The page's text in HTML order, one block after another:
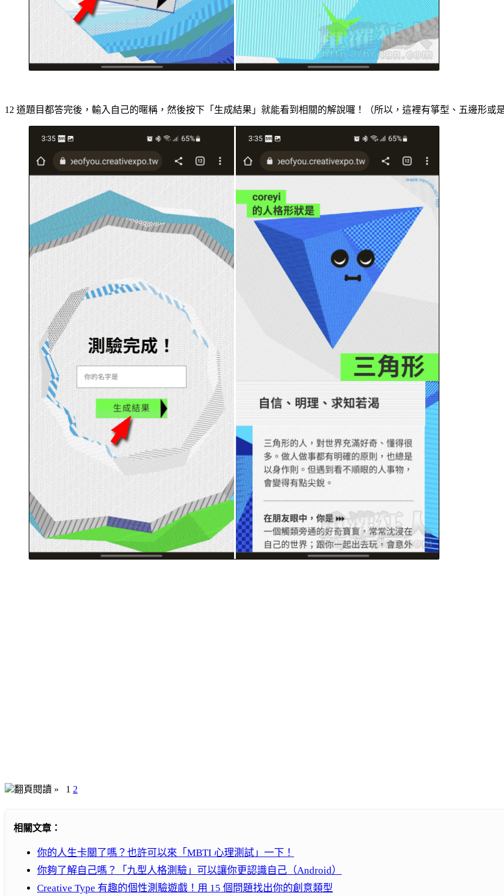
12 道題目都答完後，輸入自己的暱稱，然後按下「生成結果」就能看到相關的解說囉！（所以，這裡有箏型、五邊形或
翻頁閱讀 » 1 2
相關文章：
你的人生卡關了嗎？也許可以來「MBTI 心理測試」一下！
你夠了解自己嗎？「九型人格測驗」可以讓你更認識自己（Android）
Creative Type 有趣的個性測驗遊戲！用 15 個問題找出你的創意類型